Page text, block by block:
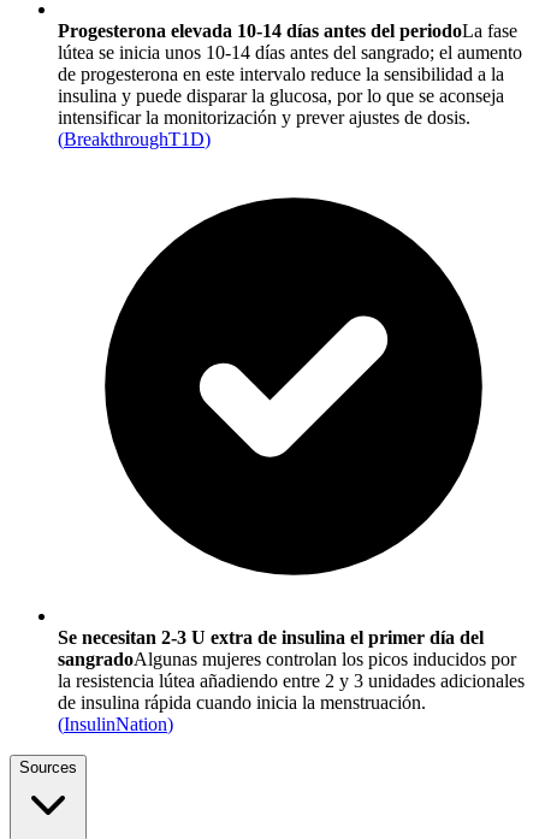
Progesterona elevada 10-14 días antes del periodoLa fase
lútea se inicia unos 10-14 días antes del sangrado; el aumento
de progesterona en este intervalo reduce la sensibilidad a la
insulina y puede disparar la glucosa, por lo que se aconseja
intensificar la monitorización y prever ajustes de dosis.
(BreakthroughT1D)
Se necesitan 2-3 U extra de insulina el primer día del
sangradoAlgunas mujeres controlan los picos inducidos por
la resistencia lútea añadiendo entre 2 y 3 unidades adicionales
de insulina rápida cuando inicia la menstruación.
(InsulinNation)
Sources